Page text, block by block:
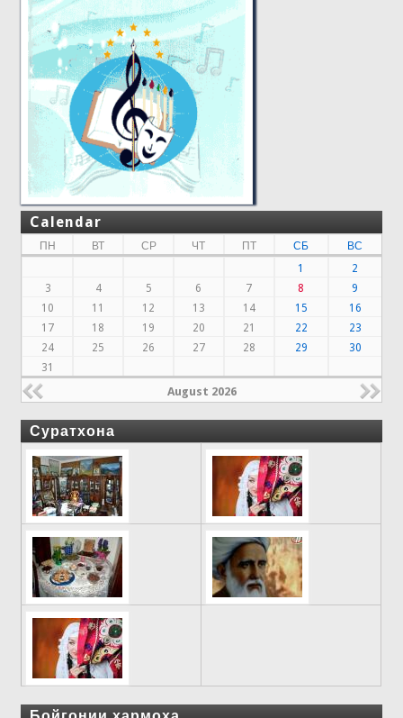
Calendar
ПН ВТ СР ЧТ ПТ СБ
ВС
1
2
3
4 5 6 7 8
9
10
11 12 13 14 15
16
17
18 19 20 21 22
23
24
25 26 27 28 29
30
31
August 2026
Суратхона